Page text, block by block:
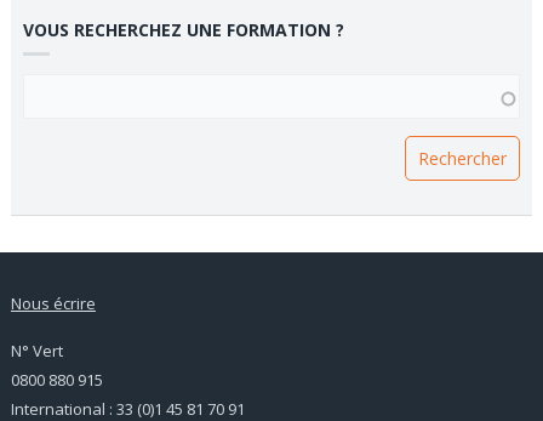
VOUS RECHERCHEZ UNE FORMATION ?
Nous écrire
N° Vert
0800 880 915
International : 33 (0)1 45 81 70 91